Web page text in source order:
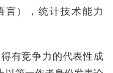
言），统计技术能力
有竞争力的代表性成